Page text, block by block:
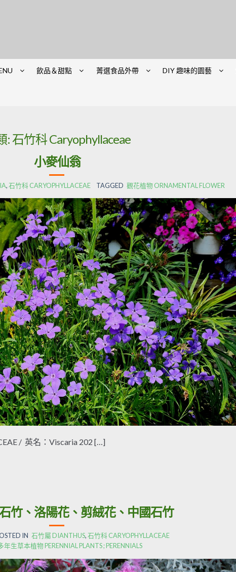
飲品＆甜點 菁選食品外帶 DIY 趣味的園藝
:石竹科 Caryophyllaceae
小麥仙翁
,石竹科 CARYOPHYLLACEAE TAGGED 觀花植物 ORNAMENTAL FLOWER
/ 英名：Viscaria 202 […]
竹、洛陽花、剪絨花、中國石竹
IN 石竹屬 DIANTHUS,石竹科 CARYOPHYLLACEAE
年生草本植物 PERENNIAL PLANTS ; PERENNIALS